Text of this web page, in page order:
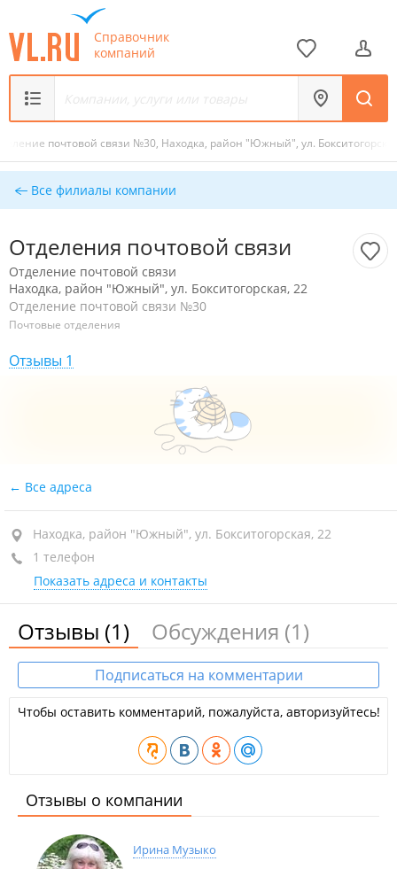
Справочник
компаний
почтовой связи №30, Находка, район "Южный", ул.
Все филиалы компании
Отделения почтовой связи
Отделение почтовой связи
Находка, район "Южный", ул. Бокситогорская, 22
Отделение почтовой связи №30
Почтовые отделения
Отзывы 1
Все адреса
Находка, район "Южный", ул. Бокситогорская, 22
1 телефон
Показать адреса и контакты
Отзывы (1) Обсуждения (1)
Подписаться на комментарии
Чтобы оставить комментарий, пожалуйста, авторизуйтесь!
Отзывы о компании
Ирина Музыко